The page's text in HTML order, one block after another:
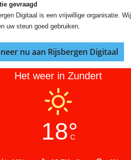
gevraagd
Digitaal is een vrijwillige organisatie. Wij
uw steun goed gebruiken.
nu aan Rijsbergen Digitaal
Het weer in Zundert
18°
C